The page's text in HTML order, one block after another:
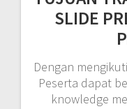
SLIDE
Dengan
Peserta dapat
knowledge